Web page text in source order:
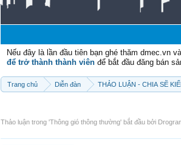
Nếu đây là lần đầu tiên bạn ghé thăm dmec.vn
để trở thành thành viên để bắt đầu đăng bán
Trang chủ Diễn đàn THẢO LUẬN - CHIA SẼ
Thảo luận trong 'Thông gió thông thường' bắt đầu bởi